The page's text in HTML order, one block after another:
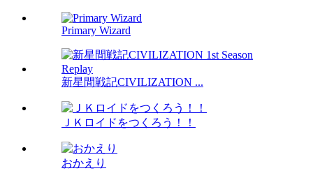
Primary Wizard
新星間戦記CIVILIZATION ...
ＪＫロイドをつくろう！！
おかえり